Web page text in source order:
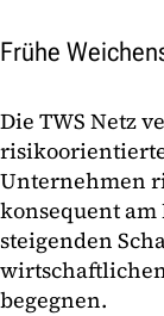
Frühe
Die TWS Netz
Unternehmen
konsequent am
steigenden
begegnen.